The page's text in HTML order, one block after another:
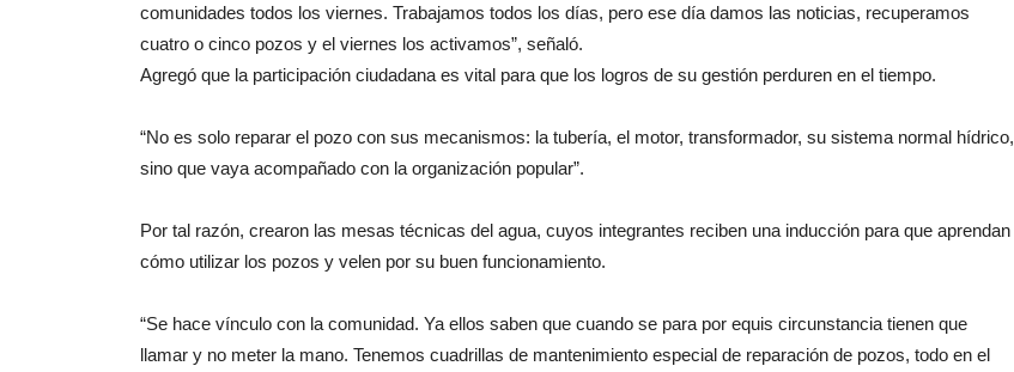
comunidades todos los viernes. Trabajamos todos los días, pero ese día damos las noticias, recuperamos
cuatro o cinco pozos y el viernes los activamos”, señaló.
Agregó que la participación ciudadana es vital para que los logros de su gestión perduren en el tiempo.
“No es solo reparar el pozo con sus mecanismos: la tubería, el motor, transformador, su sistema normal hídrico,
sino que vaya acompañado con la organización popular”.
Por tal razón, crearon las mesas técnicas del agua, cuyos integrantes reciben una inducción para que aprendan
cómo utilizar los pozos y velen por su buen funcionamiento.
“Se hace vínculo con la comunidad. Ya ellos saben que cuando se para por equis circunstancia tienen que
llamar y no meter la mano. Tenemos cuadrillas de mantenimiento especial de reparación de pozos, todo en el